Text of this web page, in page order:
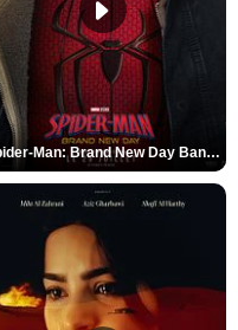
Spider-Man: Brand New Day Bande-annonce VO STFR